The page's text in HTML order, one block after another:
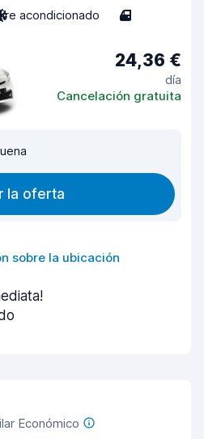
acondicionado 4
24,36 €
día
Cancelación gratuita
la oferta
sobre la ubicación
Económico